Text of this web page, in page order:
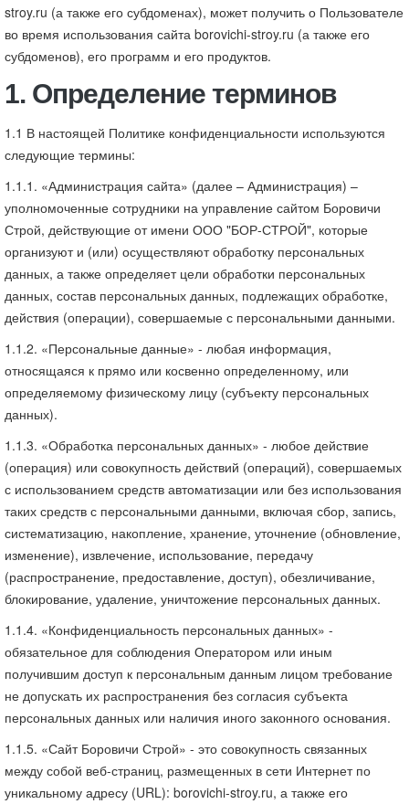
stroy.ru (а также его субдоменах), может получить о Пользователе
во время использования сайта borovichi-stroy.ru (а также его
субдоменов), его программ и его продуктов.
1. Определение терминов
1.1 В настоящей Политике конфиденциальности используются
следующие термины:
1.1.1. «Администрация сайта» (далее – Администрация) –
уполномоченные сотрудники на управление сайтом Боровичи
Строй, действующие от имени ООО "БОР-СТРОЙ", которые
организуют и (или) осуществляют обработку персональных
данных, а также определяет цели обработки персональных
данных, состав персональных данных, подлежащих обработке,
действия (операции), совершаемые с персональными данными.
1.1.2. «Персональные данные» - любая информация,
относящаяся к прямо или косвенно определенному, или
определяемому физическому лицу (субъекту персональных
данных).
1.1.3. «Обработка персональных данных» - любое действие
(операция) или совокупность действий (операций), совершаемых
с использованием средств автоматизации или без использования
таких средств с персональными данными, включая сбор, запись,
систематизацию, накопление, хранение, уточнение (обновление,
изменение), извлечение, использование, передачу
(распространение, предоставление, доступ), обезличивание,
блокирование, удаление, уничтожение персональных данных.
1.1.4. «Конфиденциальность персональных данных» -
обязательное для соблюдения Оператором или иным
получившим доступ к персональным данным лицом требование
не допускать их распространения без согласия субъекта
персональных данных или наличия иного законного основания.
1.1.5. «Сайт Боровичи Строй» - это совокупность связанных
между собой веб-страниц, размещенных в сети Интернет по
уникальному адресу (URL): borovichi-stroy.ru, а также его